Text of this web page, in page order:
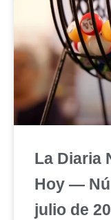
La Diaria
Hoy —
julio de